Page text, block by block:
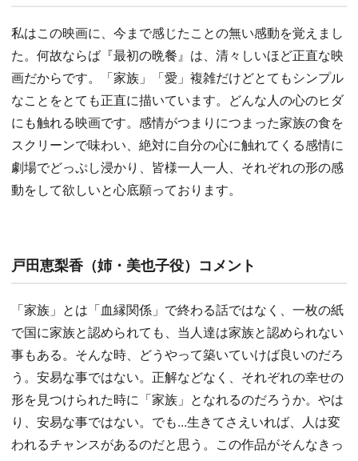
私はこの映画に、今まで感じたことの無い感動を覚えまし
た。何故ならば『最初の晩餐』は、清々しいほど正直な映
画だからです。「家族」「愛」複雑だけどとてもシンプル
なことをとても正直に描いています。どんな人の心のヒダ
にも触れる映画です。感情がつまりにつまった家族の食を
スクリーンで味わい、絶対に自分の心に触れてくる感情に
劇場でどっぷし浸かり、皆様一人一人、それぞれの形の感
動をして欲しいと心底願っております。
戸田恵梨香（姉・美也子役）コメント
「家族」とは「血縁関係」で終わる話ではなく、一枚の紙
で国に家族と認められても、当人達は家族と認められない
事もある。そんな時、どうやって築いていけば良いのだろ
う。安易な事ではない。正解などなく、それぞれの幸せの
形を見つけられた時に「家族」となれるのだろうか。やは
り、安易な事ではない。でも...生きてさえいれば、人は変
われるチャンスがあるのだと思う。この作品がそんなきっ